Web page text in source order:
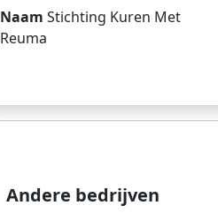
Naam Stichting Kuren Met
Reuma
Andere bedrijven